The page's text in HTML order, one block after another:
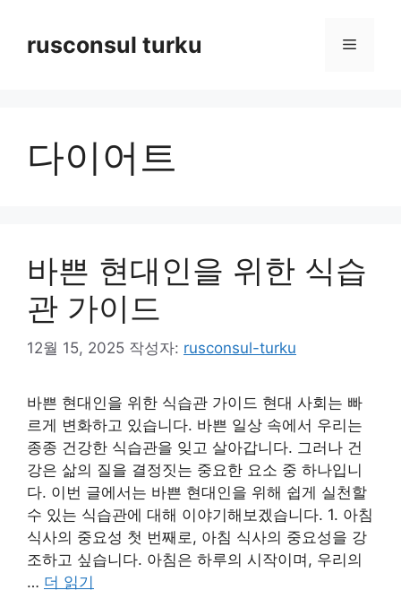
rusconsul turku 메
다이어트
바쁜 현대인을 위한 식습
관 가이드
12월 15, 2025 작성자: rusconsul-turku
바쁜 현대인을 위한 식습관 가이드 현대 사회는 빠
르게 변화하고 있습니다. 바쁜 일상 속에서 우리는
종종 건강한 식습관을 잊고 살아갑니다. 그러나 건
강은 삶의 질을 결정짓는 중요한 요소 중 하나입니
다. 이번 글에서는 바쁜 현대인을 위해 쉽게 실천할
수 있는 식습관에 대해 이야기해보겠습니다. 1. 아침
식사의 중요성 첫 번째로, 아침 식사의 중요성을 강
조하고 싶습니다. 아침은 하루의 시작이며, 우리의
… 더 읽기